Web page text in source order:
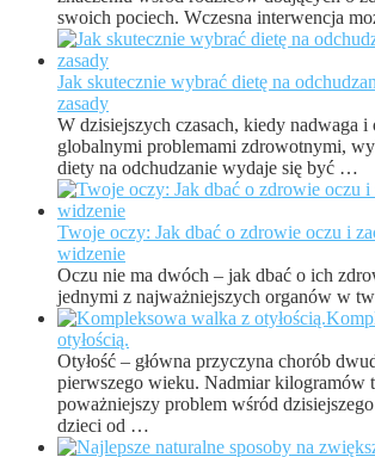
swoich pociech. Wczesna interwencja
Jak skutecznie wybrać dietę na
zasady
W dzisiejszych czasach, kiedy nadwaga i
globalnymi problemami zdrowotnymi,
diety na odchudzanie wydaje się być …
Twoje oczy: Jak dbać o zdrowie oczu i
widzenie
Oczu nie ma dwóch – jak dbać o ich
jednymi z najważniejszych organów w
otyłością.
Otyłość – główna przyczyna chorób
pierwszego wieku. Nadmiar kilogramów
poważniejszy problem wśród dzisiejszego
dzieci od …